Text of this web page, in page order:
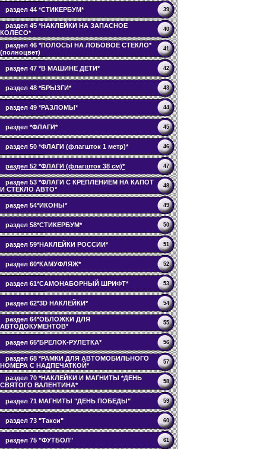
раздел 44 *СТИКЕРБУМ* 39
раздел 45 *НАКЛЕЙКИ НА ЗАПАСНОЕ
КОЛЕСО*
40
раздел 46 *ПОЛОСЫ НА ЛОБОВОЕ СТЕКЛО*
(полноцвет)
41
раздел 47 *В МАШИНЕ ДЕТИ* 42
раздел 48 *БРЫЗГИ* 43
раздел 49 *РАЗЛОМЫ* 44
раздел *ФЛАГИ* 45
раздел 50 *ФЛАГИ (флагшток 1 метр)* 46
раздел 52 *ФЛАГИ (флагшток 38 см)* 47
раздел 53 *ФЛАГИ С КРЕПЛЕНИЕМ НА КАПОТ
И СТЕКЛО АВТО*
48
раздел 54*ИКОНЫ* 49
раздел 58*СТИКЕРБУМ* 50
раздел 59*НАКЛЕЙКИ РОССИИ* 51
раздел 60*КАМУФЛЯЖ* 52
раздел 61*САМОНАБОРНЫЙ ШРИФТ* 53
раздел 62*3D НАКЛЕЙКИ* 54
раздел 64*ОБЛОЖКИ ДЛЯ
АВТОДОКУМЕНТОВ*
55
раздел 65*БРЕЛОК-РУЛЕТКА* 56
раздел 68 *РАМКИ ДЛЯ АВТОМОБИЛЬНОГО
НОМЕРА С НАДПЕЧАТКОЙ*
57
раздел 70 *НАКЛЕЙКИ И МАГНИТЫ *ДЕНЬ
СВЯТОГО ВАЛЕНТИНА*
58
раздел 71 МАГНИТЫ "ДЕНЬ ПОБЕДЫ" 59
раздел 73 "Такси" 60
раздел 75 "ФУТБОЛ" 61